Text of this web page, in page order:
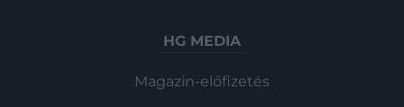
HG MEDIA
Magazin-előfizetés